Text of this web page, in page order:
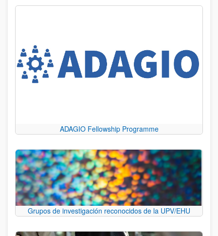
ADAGIO Fellowship Programme
Grupos de investigación reconocidos de la UPV/EHU